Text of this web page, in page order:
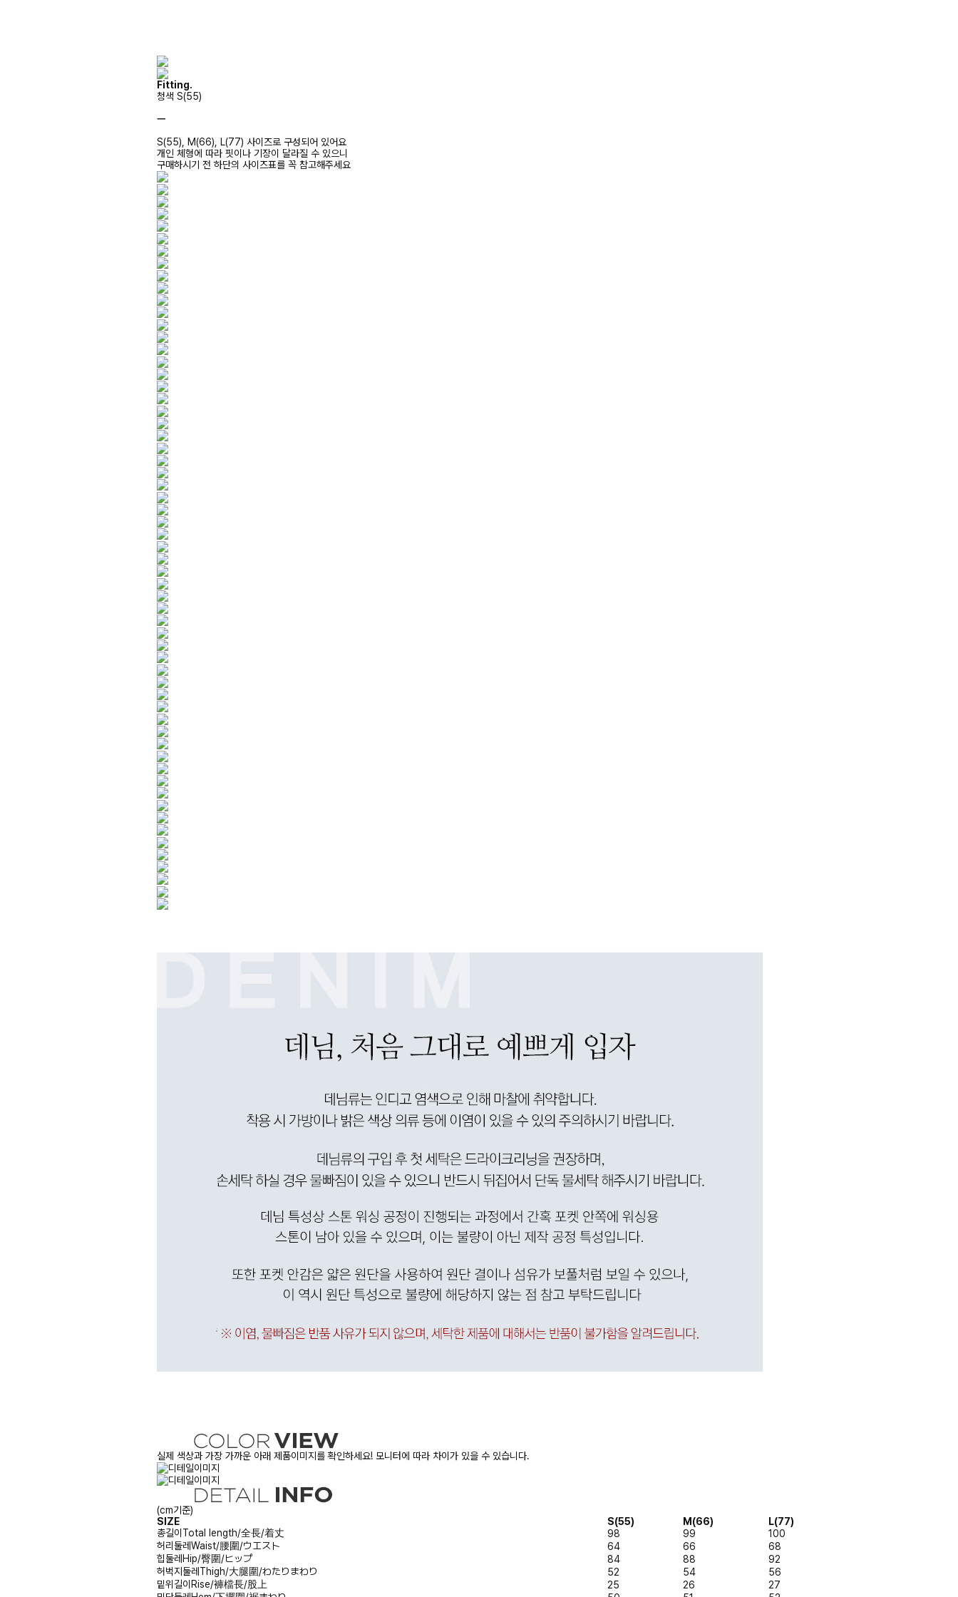
Fitting.
청색 S(55)
ㅡ
S(55), M(66), L(77) 사이즈로 구성되어 있어요
개인 체형에 따라 핏이나 기장이 달라질 수 있으니
구매하시기 전 하단의 사이즈표를 꼭 참고해주세요
실제 색상과 가장 가까운 아래 제품이미지를 확인하세요! 모니터에 따라 차이가 있을 수 있습니다.
(cm기준)
SIZE
S(55) M(66)
L(77)
총길이 Total length/全長/着丈 98 99
100
허리둘레Waist/腰圍/ウエスト 64 66
68
힙둘레 Hip/臀圍/ヒップ 84 88
92
허벅지둘레 Thigh/大腿圍/わたりまわり 52 54
56
밑위길이 Rise/褲檔長/股上 25 26
27